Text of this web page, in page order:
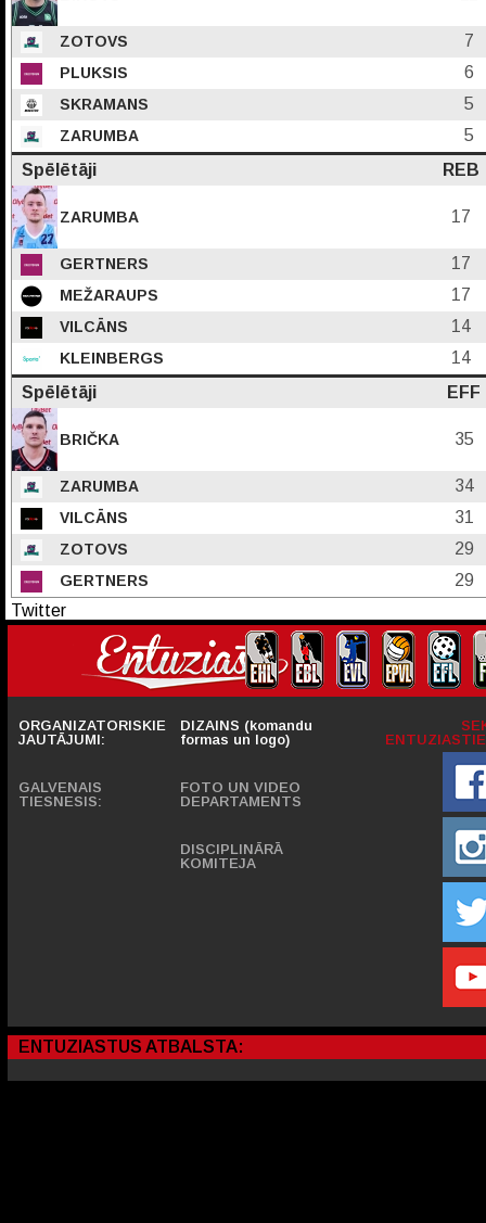
ZOTOVS 7
PLUKSIS 6
SKRAMANS 5
ZARUMBA
5
Spēlētāji
REB
ZARUMBA 17
GERTNERS 17
MEŽARAUPS 17
VILCĀNS 14
KLEINBERGS
14
Spēlētāji
EFF
BRIČKA 35
ZARUMBA 34
VILCĀNS 31
ZOTOVS 29
GERTNERS
29
Twitter
ORGANIZATORISKIE
JAUTĀJUMI:
GALVENAIS
TIESNESIS:
DIZAINS (komandu
formas un logo)
FOTO UN VIDEO
DEPARTAMENTS
DISCIPLINĀRĀ
KOMITEJA
ENTUZIASTUS ATBALSTA: